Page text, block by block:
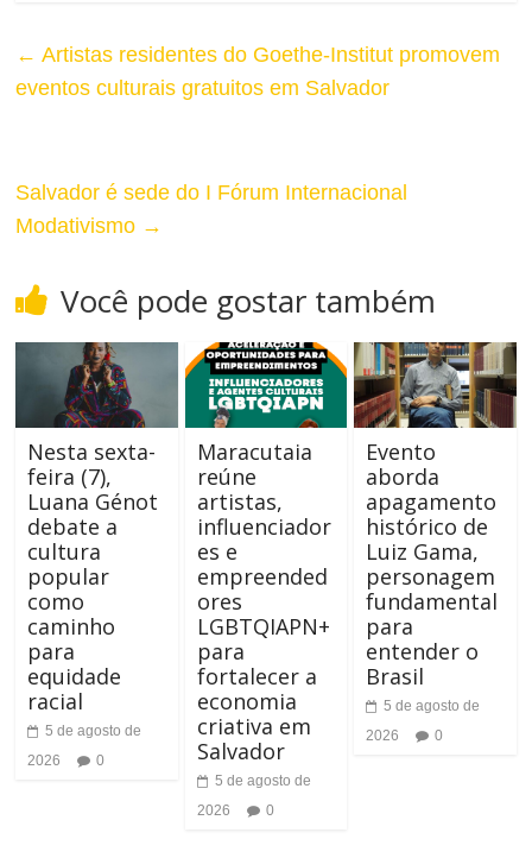
← Artistas residentes do Goethe-Institut promovem
eventos culturais gratuitos em Salvador
Salvador é sede do I Fórum Internacional
Modativismo →
Você pode gostar também
Nesta sexta-
feira (7),
Luana Génot
debate a
cultura
popular
como
caminho
para
equidade
racial
5 de agosto de
2026
0
Maracutaia
reúne
artistas,
influenciador
es e
empreended
ores
LGBTQIAPN+
para
fortalecer a
economia
criativa em
Salvador
5 de agosto de
2026
0
Evento
aborda
apagamento
histórico de
Luiz Gama,
personagem
fundamental
para
entender o
Brasil
5 de agosto de
2026
0